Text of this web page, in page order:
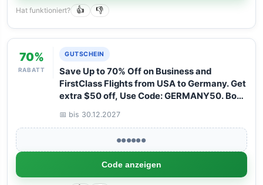
Hat funktioniert? 👍 👎
70%
RABATT
GUTSCHEIN
Save Up to 70% Off on Business and
FirstClass Flights from USA to Germany. Get
extra $50 off, Use Code: GERMANY50. Book
📅 bis 30.12.2027
●●●●●●
Code anzeigen